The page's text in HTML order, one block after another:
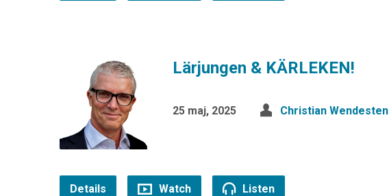
Lärjungen & KÄRLEKEN!
25 maj, 2025 Christian Wendesten
Details Watch Listen